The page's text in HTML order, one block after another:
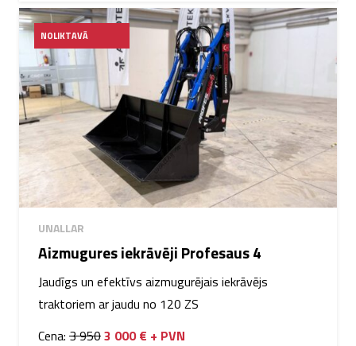
NOLIKTAVĀ
UNALLAR
Aizmugures iekrāvēji Profesaus 4
Jaudīgs un efektīvs aizmugurējais iekrāvējs
traktoriem ar jaudu no 120 ZS
Cena: 3 9503 000 € + PVN